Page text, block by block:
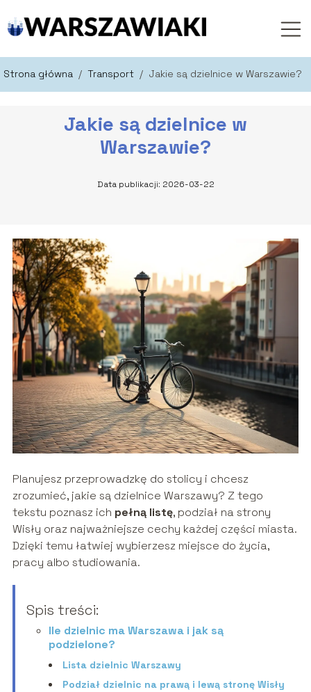
Strona główna / Transport / Jakie są dzielnice w Warszawie?
Jakie są dzielnice w
Warszawie?
Data publikacji: 2026-03-22
Planujesz przeprowadzkę do stolicy i chcesz
zrozumieć, jakie są dzielnice Warszawy? Z tego
tekstu poznasz ich pełną listę, podział na strony
Wisły oraz najważniejsze cechy każdej części miasta.
Dzięki temu łatwiej wybierzesz miejsce do życia,
pracy albo studiowania.
Spis treści:
Ile dzielnic ma Warszawa i jak są
podzielone?
Lista dzielnic Warszawy
Podział dzielnic na prawą i lewą stronę Wisły